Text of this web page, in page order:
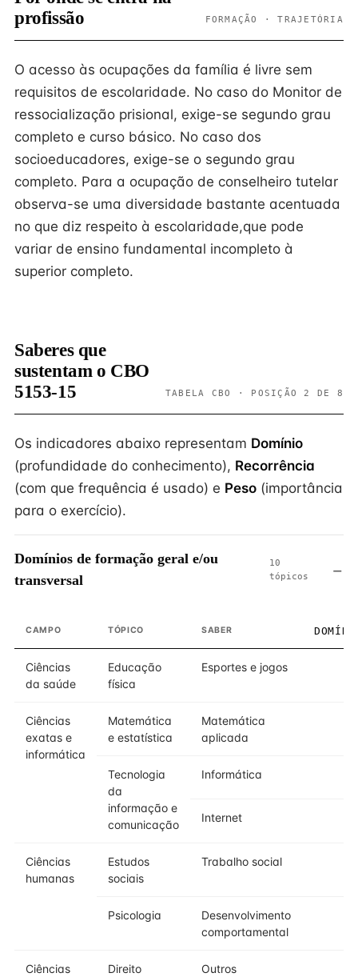
profissão
FORMAÇÃO · TRAJETÓRIA
O acesso às ocupações da família é livre sem
requisitos de escolaridade. No caso do Monitor de
ressocialização prisional, exige-se segundo grau
completo e curso básico. No caso dos
socioeducadores, exige-se o segundo grau
completo. Para a ocupação de conselheiro tutelar
observa-se uma diversidade bastante acentuada
no que diz respeito à escolaridade,que pode
variar de ensino fundamental incompleto à
superior completo.
Saberes que
sustentam o CBO
5153-15
TABELA CBO · POSIÇÃO 2 DE 8
Os indicadores abaixo representam Domínio
(profundidade do conhecimento), Recorrência
(com que frequência é usado) e Peso (importância
para o exercício).
Domínios de formação geral e/ou
transversal
10
tópicos
CAMPO TÓPICO SABER
Ciências
da saúde
Educação
física
Esportes e jogos
Ciências
exatas e
informática
Matemática
e estatística
Matemática
aplicada
Tecnologia
da
informação e
comunicação
Informática
Internet
Ciências
humanas
Estudos
sociais
Trabalho social
Psicologia
Desenvolvimento
comportamental
Ciências
Direito
Outros